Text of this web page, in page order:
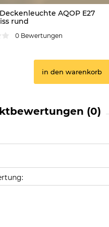
AQOP E27
rund
0 Bewertungen
in den warenkorb
(0)